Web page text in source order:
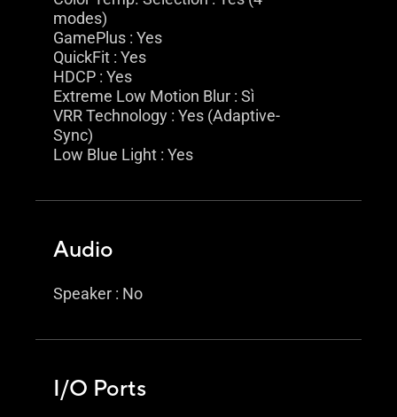
modes)
GamePlus : Yes
QuickFit : Yes
HDCP : Yes
Extreme Low Motion Blur : Sì
VRR Technology : Yes (Adaptive-
Sync)
Low Blue Light : Yes
Audio
Speaker : No
I/O Ports